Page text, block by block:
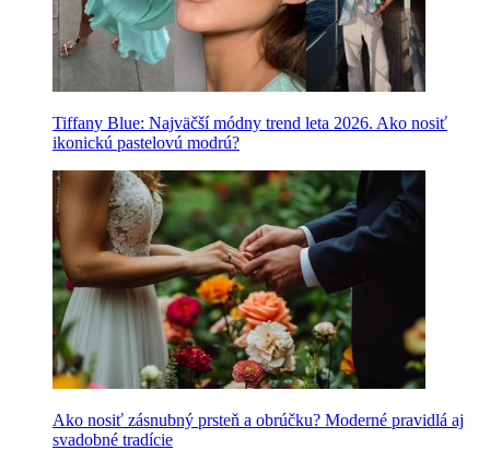
Tiffany Blue: Najväčší módny trend leta 2026. Ako nosiť
ikonickú pastelovú modrú?
Ako nosiť zásnubný prsteň a obrúčku? Moderné pravidlá aj
svadobné tradície